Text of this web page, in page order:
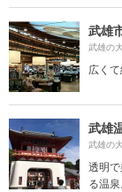
武雄
武雄の
広く
武雄
武雄の
透明
る温